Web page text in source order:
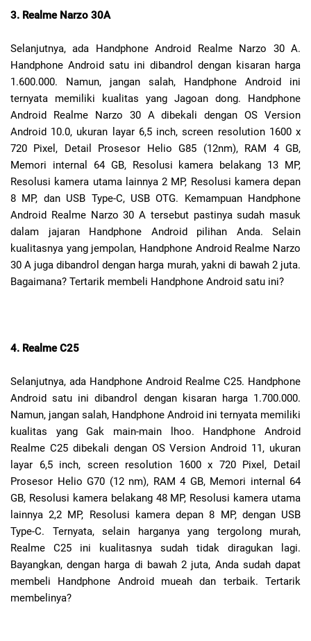
3. Realme Narzo 30A
Selanjutnya, ada Handphone Android Realme Narzo 30 A.
Handphone Android satu ini dibandrol dengan kisaran harga
1.600.000. Namun, jangan salah, Handphone Android ini
ternyata memiliki kualitas yang Jagoan dong. Handphone
Android Realme Narzo 30 A dibekali dengan OS Version
Android 10.0, ukuran layar 6,5 inch, screen resolution 1600 x
720 Pixel, Detail Prosesor Helio G85 (12nm), RAM 4 GB,
Memori internal 64 GB, Resolusi kamera belakang 13 MP,
Resolusi kamera utama lainnya 2 MP, Resolusi kamera depan
8 MP, dan USB Type-C, USB OTG. Kemampuan Handphone
Android Realme Narzo 30 A tersebut pastinya sudah masuk
dalam jajaran Handphone Android pilihan Anda. Selain
kualitasnya yang jempolan, Handphone Android Realme Narzo
30 A juga dibandrol dengan harga murah, yakni di bawah 2 juta.
Bagaimana? Tertarik membeli Handphone Android satu ini?
4. Realme C25
Selanjutnya, ada Handphone Android Realme C25. Handphone
Android satu ini dibandrol dengan kisaran harga 1.700.000.
Namun, jangan salah, Handphone Android ini ternyata memiliki
kualitas yang Gak main-main lhoo. Handphone Android
Realme C25 dibekali dengan OS Version Android 11, ukuran
layar 6,5 inch, screen resolution 1600 x 720 Pixel, Detail
Prosesor Helio G70 (12 nm), RAM 4 GB, Memori internal 64
GB, Resolusi kamera belakang 48 MP, Resolusi kamera utama
lainnya 2,2 MP, Resolusi kamera depan 8 MP, dengan USB
Type-C. Ternyata, selain harganya yang tergolong murah,
Realme C25 ini kualitasnya sudah tidak diragukan lagi.
Bayangkan, dengan harga di bawah 2 juta, Anda sudah dapat
membeli Handphone Android mueah dan terbaik. Tertarik
membelinya?